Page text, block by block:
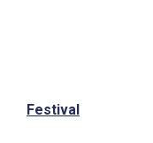
Festival